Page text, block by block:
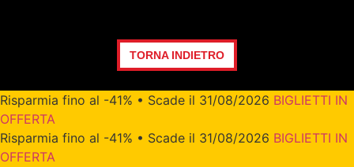
TORNA INDIETRO
Risparmia fino al -41% • Scade il 31/08/2026 BIGLIETTI IN
OFFERTA
Risparmia fino al -41% • Scade il 31/08/2026 BIGLIETTI IN
OFFERTA